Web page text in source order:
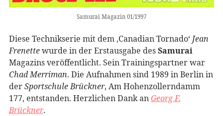
Samurai Magazin 01/1997
Diese Technikserie mit dem ‚Canadian Tornado‘ Jean
Frenettewurde in der Erstausgabe desSamurai
Magazins veröffentlicht. Sein Trainingspartner war
Chad Merriman. Die Aufnahmen sind 1989 in Berlin in
derSportschule Brückner, Am Hohenzollerndamm
177, entstanden. Herzlichen Dank an Georg F.
Brückner.